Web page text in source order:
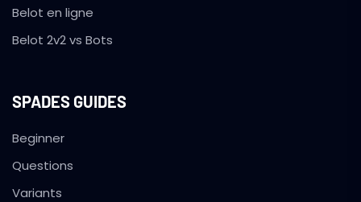
Belot en ligne
Belot 2v2 vs Bots
SPADES GUIDES
Beginner
Questions
Variants